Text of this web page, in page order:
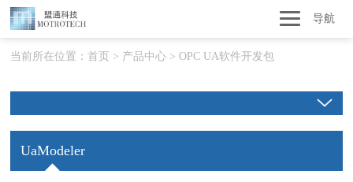
导航
当前所在位置：首页 > 产品中心 >OPC UA软件开发包
UaModeler